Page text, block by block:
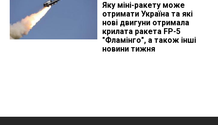
Яку міні-ракету може
отримати Україна та які
нові двигуни отримала
крилата ракета FP-5
"Фламінго", а також інші
новини тижня